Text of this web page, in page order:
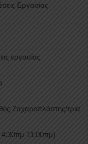
Εργασίας
εργασίας
Ζαχαροπλάστης/τρια
11:00πμ)